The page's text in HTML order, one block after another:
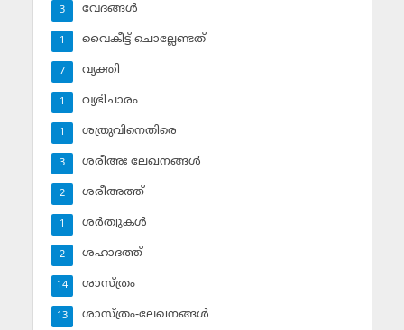
വേദങ്ങള്‍
3
വൈകീട്ട് ചൊല്ലേണ്ടത്
1
വ്യക്തി
7
വ്യഭിചാരം
1
ശത്രുവിനെതിരെ
1
ശരീഅഃ ലേഖനങ്ങള്‍
3
ശരീഅത്ത്
2
ശര്‍ത്വുകള്‍
1
ശഹാദത്ത്
2
ശാസ്ത്രം
14
ശാസ്ത്രം-ലേഖനങ്ങള്‍
13